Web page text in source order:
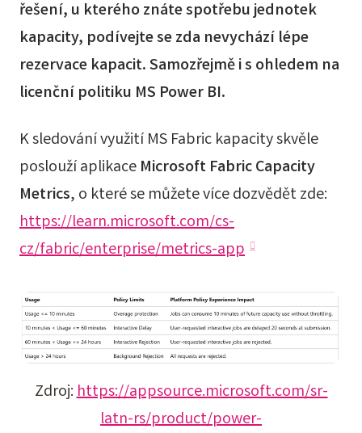
řešení, u kterého znáte spotřebu jednotek
kapacity, podívejte se zda nevychází lépe
rezervace kapacit. Samozřejmě i s ohledem na
licenční politiku MS Power BI.
K sledování využití MS Fabric kapacity skvěle
poslouží aplikace Microsoft Fabric Capacity
Metrics, o které se můžete více dozvědět zde:
https://learn.microsoft.com/cs-
cz/fabric/enterprise/metrics-app
Zdroj:https://appsource.microsoft.com/sr-
latn-rs/product/power-